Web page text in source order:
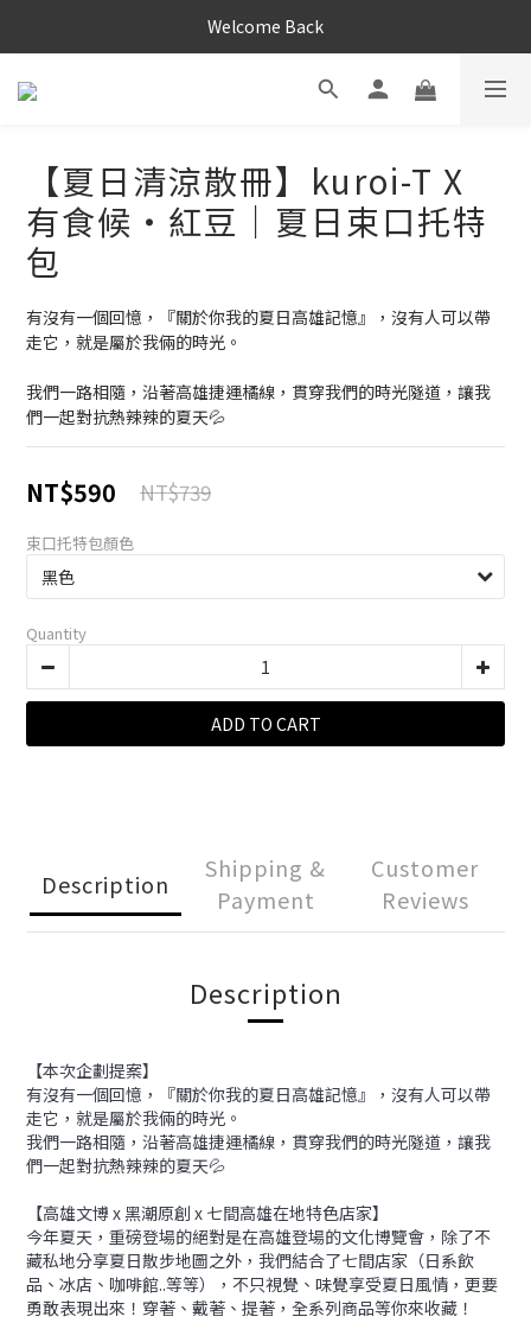
Welcome Back
【夏日清涼散冊】kuroi-T X
有食候・紅豆｜夏日束口托特
包
有沒有一個回憶，『關於你我的夏日高雄記憶』，沒有人可以帶
走它，就是屬於我倆的時光。
我們一路相隨，沿著高雄捷運橘線，貫穿我們的時光隧道，讓我
們一起對抗熱辣辣的夏天💦
NT$590 NT$739
束口托特包顏色
Quantity
ADD TO CART
Description
Shipping &
Payment
Customer
Reviews
Description
【本次企劃提案】
有沒有一個回憶，『關於你我的夏日高雄記憶』，沒有人可以帶
走它，就是屬於我倆的時光。
我們一路相隨，沿著高雄捷運橘線，貫穿我們的時光隧道，讓我
們一起對抗熱辣辣的夏天💦
【高雄文博 x 黑潮原創 x 七間高雄在地特色店家】
今年夏天，重磅登場的絕對是在高雄登場的文化博覽會，除了不
藏私地分享夏日散步地圖之外，我們結合了七間店家（日系飲
品、冰店、咖啡館..等等），不只視覺、味覺享受夏日風情，更要
勇敢表現出來！穿著、戴著、提著，全系列商品等你來收藏！